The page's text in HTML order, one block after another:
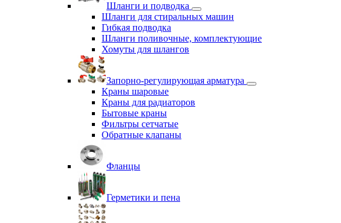
Шланги и подводка
Шланги для стиральных машин
Гибкая подводка
Шланги поливочные, комплектующие
Хомуты для шлангов
Запорно-регулирующая арматура
Краны шаровые
Краны для радиаторов
Бытовые краны
Фильтры сетчатые
Обратные клапаны
Фланцы
Герметики и пена